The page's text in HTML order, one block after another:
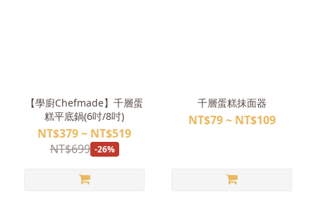
【學廚Chefmade】千層蛋
糕平底鍋(6吋/8吋)
NT$379 ~ NT$519
NT$699 -26%
千層蛋糕抹面器
NT$79 ~ NT$109